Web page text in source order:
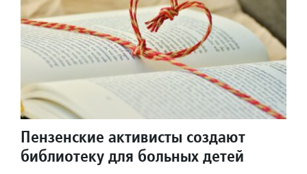
Пензенские активисты создают
библиотеку для больных детей